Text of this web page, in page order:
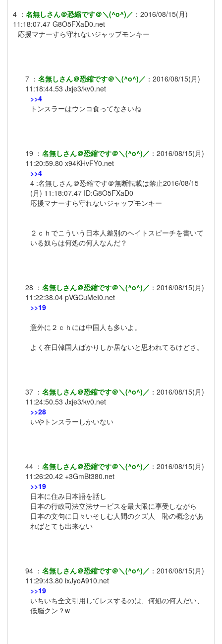
4 ： 名無しさん＠恐縮です＠＼(^o^)／ ： 2016/08/15(月)
11:18:07.47 G8O5FXaD0.net
応援マナーすら守れないジャップモンキー
7 ： 名無しさん＠恐縮です＠＼(^o^)／ ： 2016/08/15(月)
11:18:44.53 Jxje3/kv0.net
>>4
トンスラーはウンコ食ってなさいね
19 ： 名無しさん＠恐縮です＠＼(^o^)／ ： 2016/08/15(月)
11:20:59.80 x94KHvFY0.net
>>4
4 :名無しさん＠恐縮です＠無断転載は禁止2016/08/15
(月) 11:18:07.47 ID:G8O5FXaD0
応援マナーすら守れないジャップモンキー
２ｃｈでこういう日本人差別のヘイトスピーチを書いて
いる奴らは何処の何人なんだ？
28 ： 名無しさん＠恐縮です＠＼(^o^)／ ： 2016/08/15(月)
11:22:38.04 pVGCuMeI0.net
>>19
意外に２ｃｈには中国人も多いよ。
よく在日韓国人ばかりしか居ないと思われてるけどさ。
37 ： 名無しさん＠恐縮です＠＼(^o^)／ ： 2016/08/15(月)
11:24:50.53 Jxje3/kv0.net
>>28
いやトンスラーしかいない
44 ： 名無しさん＠恐縮です＠＼(^o^)／ ： 2016/08/15(月)
11:26:20.42 +3GmBt380.net
>>19
日本に住み日本語を話し
日本の行政司法立法サービスを最大限に享受しながら
日本の文句に日々いそしむ人間のクズ人 恥の概念があ
ればとても出来ない
94 ： 名無しさん＠恐縮です＠＼(^o^)／ ： 2016/08/15(月)
11:29:43.80 ixJyoA910.net
>>19
いちいち全文引用してレスするのは、何処の何人だい、
低脳クン？w